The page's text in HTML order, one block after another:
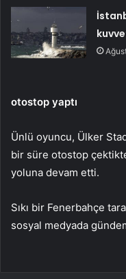
otostop yaptı
Ünlü oyuncu, Ülker
bir süre otostop
yoluna devam etti.
Sıkı bir Fenerbahçe
sosyal medyada